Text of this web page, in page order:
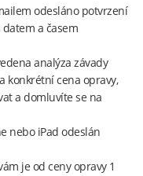
odesláno potvrzení
datem a časem
analýza závady
konkrétní cena opravy,
a domluvíte se na
nebo iPad odeslán
je od ceny opravy 1